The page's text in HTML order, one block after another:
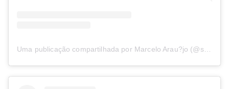
Uma publicação compartilhada por Marcelo Arau?jo (@soumarcelocoite)